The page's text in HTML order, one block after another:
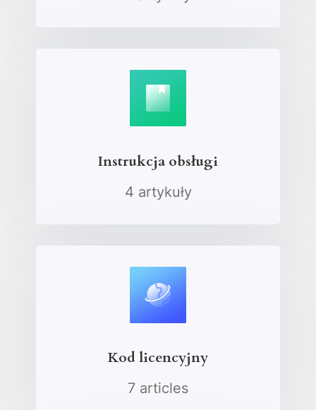
Instrukcja obsługi
4 artykuły
Kod licencyjny
7 articles